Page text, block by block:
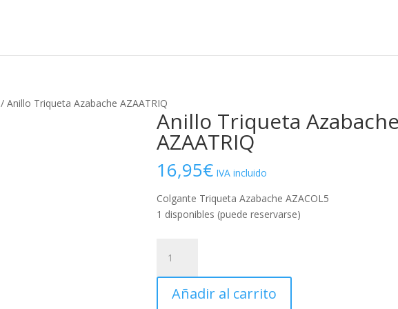
/ Anillo Triqueta Azabache AZAATRIQ
Anillo Triqueta Azabache
AZAATRIQ
16,95€ IVA incluido
Colgante Triqueta Azabache AZACOL5
1 disponibles (puede reservarse)
Triqueta
Azabache
AZAATRIQ
Añadir al carrito